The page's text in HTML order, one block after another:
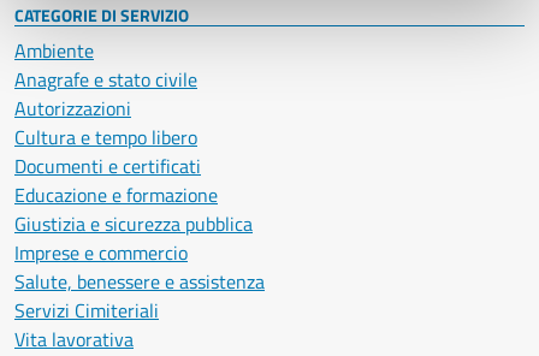
CATEGORIE DI SERVIZIO
Ambiente
Anagrafe e stato civile
Autorizzazioni
Cultura e tempo libero
Documenti e certificati
Educazione e formazione
Giustizia e sicurezza pubblica
Imprese e commercio
Salute, benessere e assistenza
Servizi Cimiteriali
Vita lavorativa